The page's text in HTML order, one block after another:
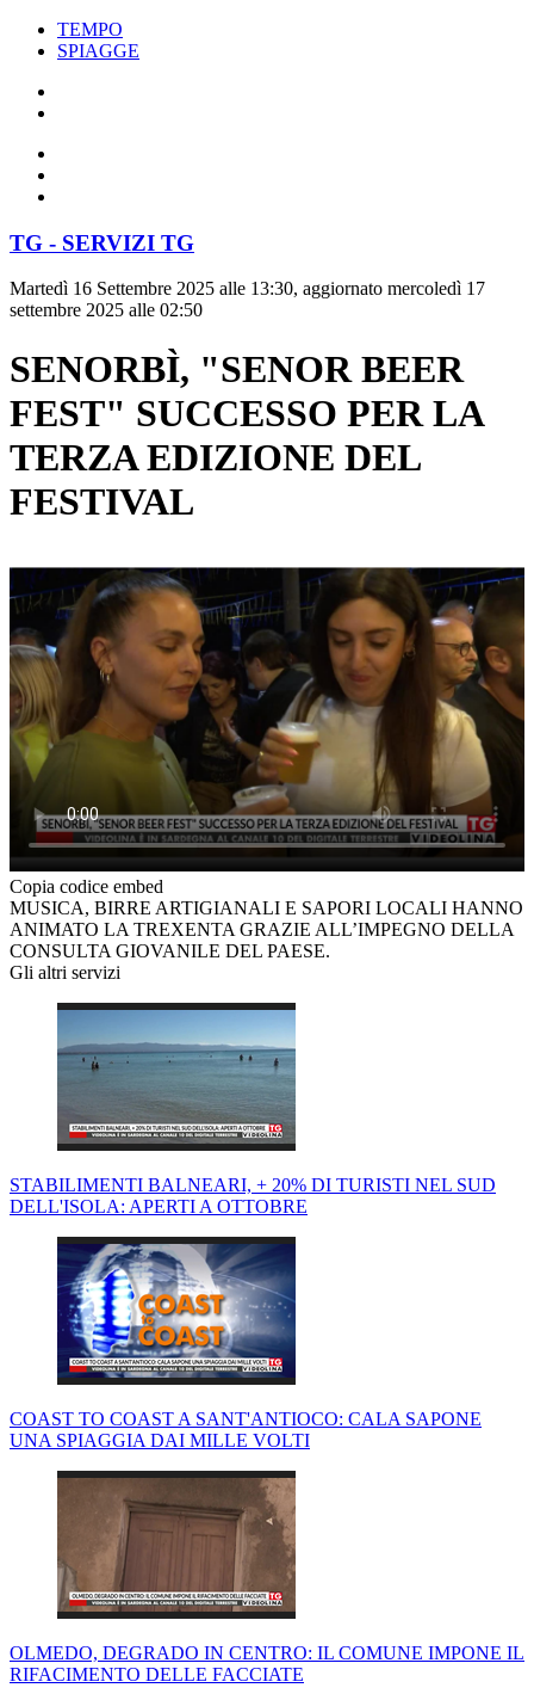
TEMPO
SPIAGGE
TG - SERVIZI TG
Martedì 16 Settembre 2025 alle 13:30, aggiornato mercoledì 17
settembre 2025 alle 02:50
SENORBÌ, "SENOR BEER
FEST" SUCCESSO PER LA
TERZA EDIZIONE DEL
FESTIVAL
Copia codice embed
MUSICA, BIRRE ARTIGIANALI E SAPORI LOCALI HANNO
ANIMATO LA TREXENTA GRAZIE ALL’IMPEGNO DELLA
CONSULTA GIOVANILE DEL PAESE.
Gli altri servizi
STABILIMENTI BALNEARI, + 20% DI TURISTI NEL SUD
DELL'ISOLA: APERTI A OTTOBRE
COAST TO COAST A SANT'ANTIOCO: CALA SAPONE
UNA SPIAGGIA DAI MILLE VOLTI
OLMEDO, DEGRADO IN CENTRO: IL COMUNE IMPONE IL
RIFACIMENTO DELLE FACCIATE